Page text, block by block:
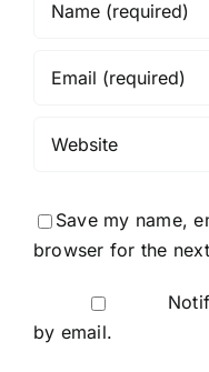
Save my name,
browser for the
by email.